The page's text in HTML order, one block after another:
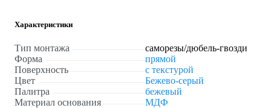
Характеристики
Тип монтажа
саморезы/дюбель-гвозди
Форма
прямой
Поверхность
с текстурой
Цвет
Бежево-серый
Палитра
бежевый
Материал основания
МДФ